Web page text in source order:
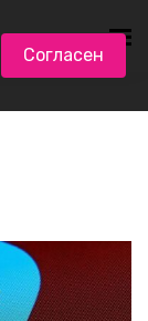
Согласен